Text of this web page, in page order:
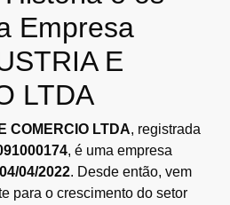
Empresa
E
LTDA
COMERCIO LTDA, registrada
, é uma empresa
04/04/2022. Desde então, vem
para o crescimento do setor